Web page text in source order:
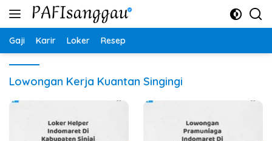
Langsung
Gaji Karir Loker Resep
Lowongan Kerja Kuantan Singingi